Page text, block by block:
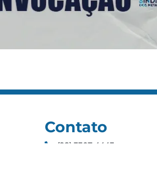
Contato
(92) 3307-4443